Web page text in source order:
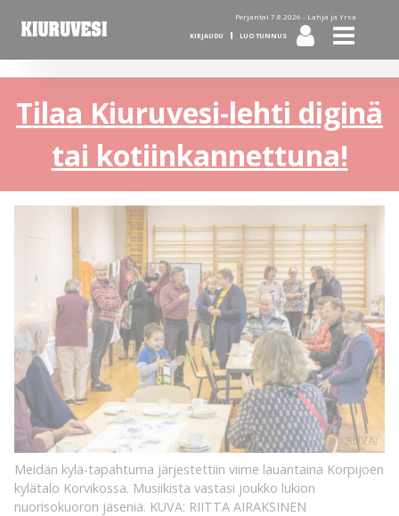
Perjantai 7.8.2026 - Lahja ja Yrsa
KIRJAUDU LUO TUNNUS
Tilaa Kiuruvesi-lehti diginä
tai kotiinkannettuna!
KUVA:
KUVA:
RIITTA
AIRAKSINEN
Meidän kylä-tapahtuma järjestettiin viime lauantaina Korpijoen
kylätalo Korvikossa. Musiikista vastasi joukko lukion
nuorisokuoron jäseniä. KUVA: RIITTA AIRAKSINEN